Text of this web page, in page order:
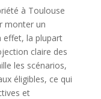
à Toulouse
monter un
effet, la plupart
claire des
les scénarios,
éligibles, ce qui
et